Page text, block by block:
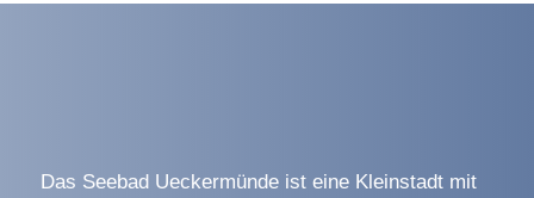
Das Seebad Ueckermünde ist eine Kleinstadt mit